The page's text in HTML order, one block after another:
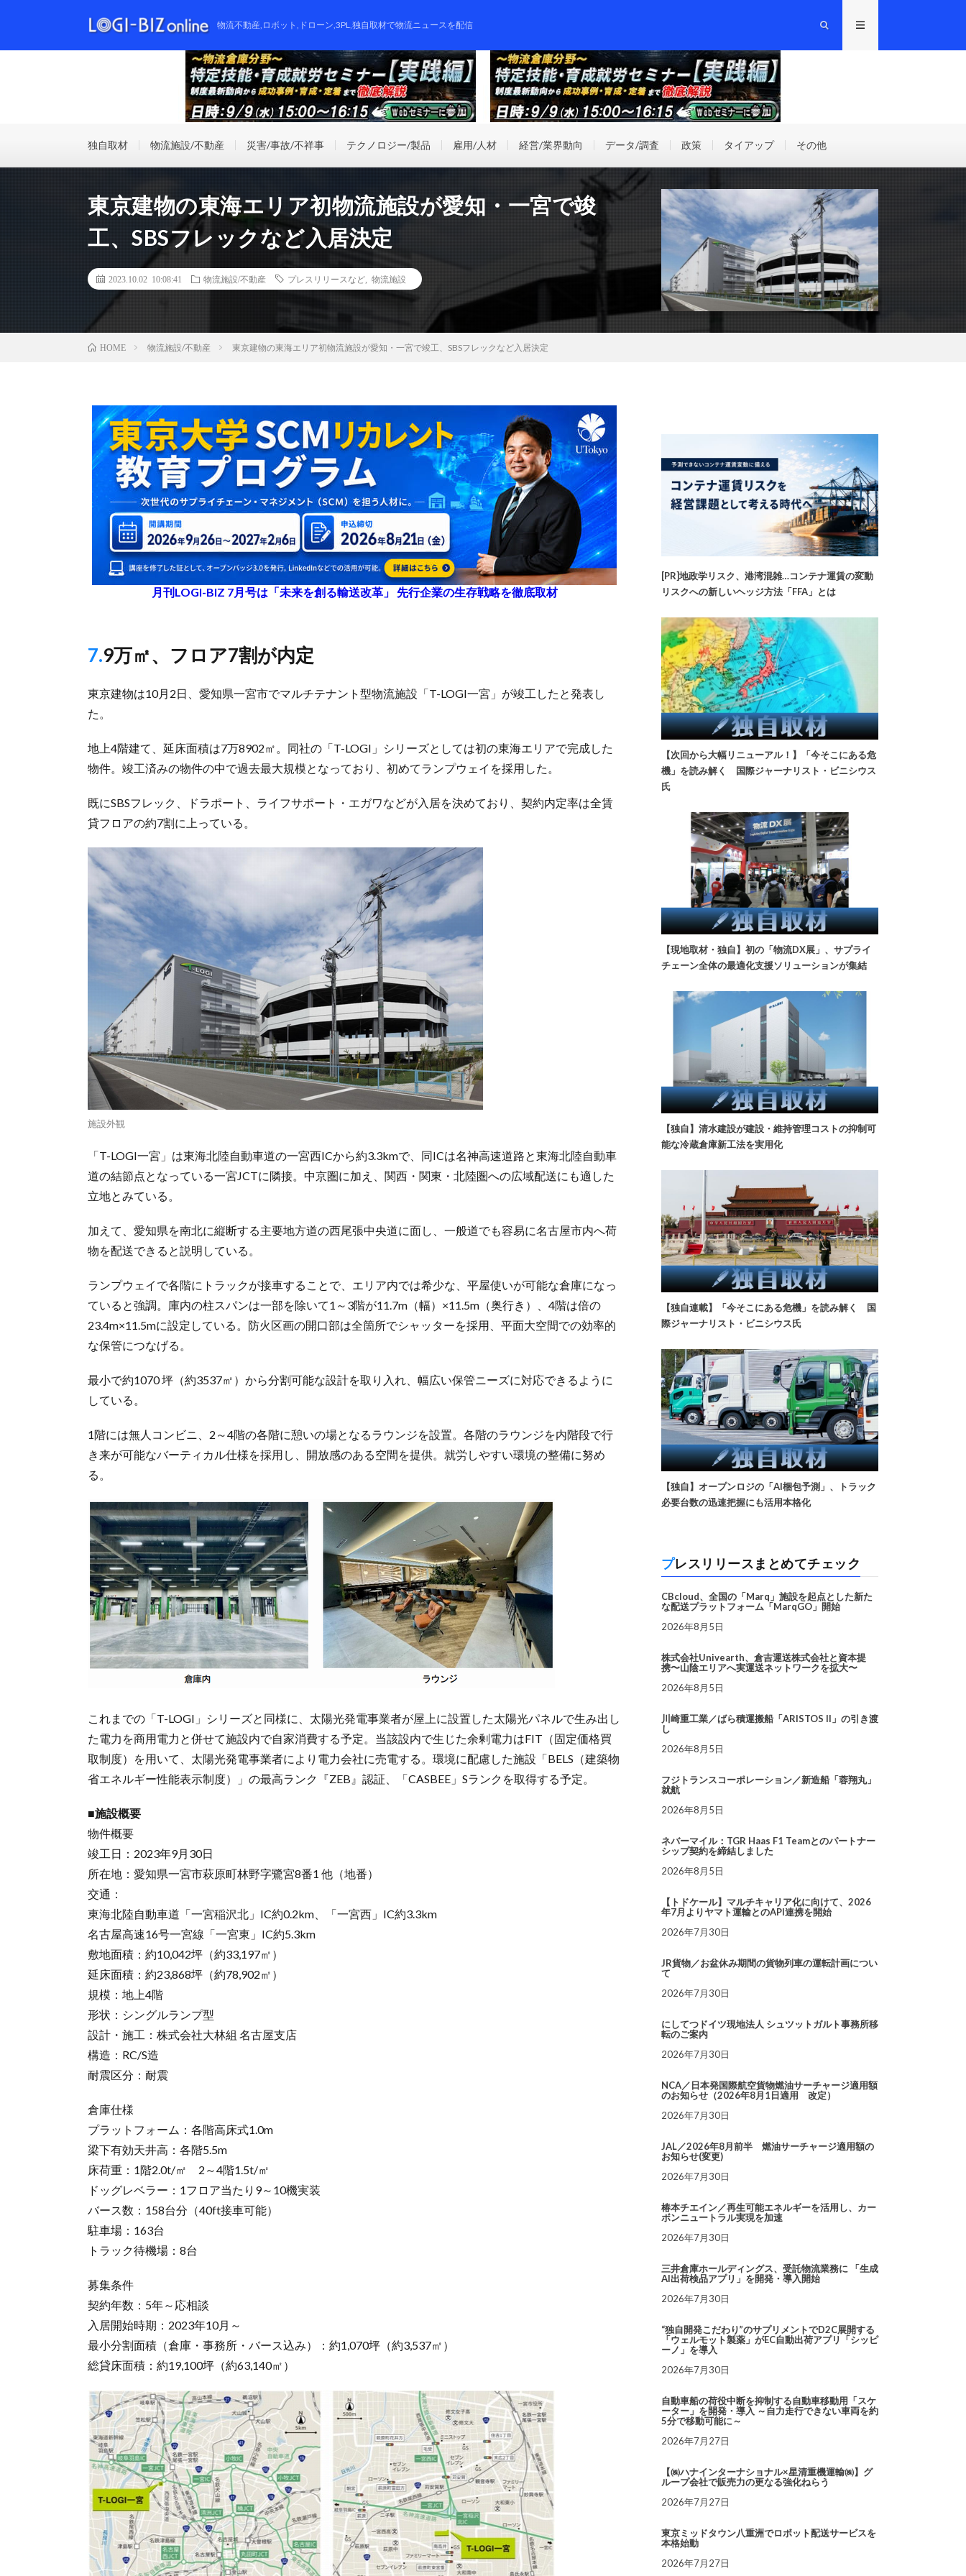
物流不動産,ロボット,ドローン,3PL,独自取材で物流ニュースを配信
独自取材 物流施設/不動産 災害/事故/不祥事 テクノロジー/製品 雇用/人材 経営/業界動向 データ/調査 政策 タイアップ その他
東京建物の東海エリア初物流施設が愛知・一宮で竣
工、SBSフレックなど入居決定
2023.10.02 10:08:41 物流施設/不動産 プレスリリースなど 物流施設
HOME 物流施設/不動産 東京建物の東海エリア初物流施設が愛知・一宮で竣工、SBSフレックなど入居決定
月刊LOGI-BIZ 7月号は「未来を創る輸送改革」 先行企業の生存戦略を徹底取材
7.9万㎡、フロア7割が内定
東京建物は10月2日、愛知県一宮市でマルチテナント型物流施設「T-LOGI一宮」が竣工したと発表し
た。
地上4階建て、延床面積は7万8902㎡。同社の「T-LOGI」シリーズとしては初の東海エリアで完成した
物件。竣工済みの物件の中で過去最大規模となっており、初めてランプウェイを採用した。
既にSBSフレック、ドラポート、ライフサポート・エガワなどが入居を決めており、契約内定率は全賃
貸フロアの約7割に上っている。
施設外観
「T-LOGI一宮」は東海北陸自動車道の一宮西ICから約3.3kmで、同ICは名神高速道路と東海北陸自動車
道の結節点となっている一宮JCTに隣接。中京圏に加え、関西・関東・北陸圏への広域配送にも適した
立地とみている。
加えて、愛知県を南北に縦断する主要地方道の西尾張中央道に面し、一般道でも容易に名古屋市内へ荷
物を配送できると説明している。
ランプウェイで各階にトラックが接車することで、エリア内では希少な、平屋使いが可能な倉庫になっ
ていると強調。庫内の柱スパンは一部を除いて1～3階が11.7m（幅）×11.5m（奥行き）、4階は倍の
23.4m×11.5mに設定している。防火区画の開口部は全箇所でシャッターを採用、平面大空間での効率的
な保管につなげる。
最小で約1070 坪（約3537㎡）から分割可能な設計を取り入れ、幅広い保管ニーズに対応できるように
している。
1階には無人コンビニ、2～4階の各階に憩いの場となるラウンジを設置。各階のラウンジを内階段で行
き来が可能なバーティカル仕様を採用し、開放感のある空間を提供。就労しやすい環境の整備に努め
る。
これまでの「T-LOGI」シリーズと同様に、太陽光発電事業者が屋上に設置した太陽光パネルで生み出し
た電力を商用電力と併せて施設内で自家消費する予定。当該設内で生じた余剰電力はFIT（固定価格買
取制度）を用いて、太陽光発電事業者により電力会社に売電する。環境に配慮した施設「BELS（建築物
省エネルギー性能表示制度）」の最高ランク『ZEB』認証、「CASBEE」Sランクを取得する予定。
■施設概要
物件概要
竣工日：2023年9月30日
所在地：愛知県一宮市萩原町林野字鷺宮8番1 他（地番）
交通：
東海北陸自動車道「一宮稲沢北」IC約0.2km、「一宮西」IC約3.3km
名古屋高速16号一宮線「一宮東」IC約5.3km
敷地面積：約10,042坪（約33,197㎡）
延床面積：約23,868坪（約78,902㎡）
規模：地上4階
形状：シングルランプ型
設計・施工：株式会社大林組 名古屋支店
構造：RC/S造
耐震区分：耐震
倉庫仕様
プラットフォーム：各階高床式1.0m
梁下有効天井高：各階5.5m
床荷重：1階2.0t/㎡ 2～4階1.5t/㎡
ドッグレベラー：1フロア当たり9～10機実装
バース数：158台分（40ft接車可能）
駐車場：163台
トラック待機場：8台
募集条件
契約年数：5年～応相談
入居開始時期：2023年10月～
最小分割面積（倉庫・事務所・バース込み）：約1,070坪（約3,537㎡）
総貸床面積：約19,100坪（約63,140㎡）
[PR]地政学リスク、港湾混雑…コンテナ運賃の変動
リスクへの新しいヘッジ方法「FFA」とは
【次回から大幅リニューアル！】「今そこにある危
機」を読み解く 国際ジャーナリスト・ビニシウス
氏
【現地取材・独自】初の「物流DX展」、サプライ
チェーン全体の最適化支援ソリューションが集結
【独自】清水建設が建設・維持管理コストの抑制可
能な冷蔵倉庫新工法を実用化
【独自連載】「今そこにある危機」を読み解く 国
際ジャーナリスト・ビニシウス氏
【独自】オープンロジの「AI梱包予測」、トラック
必要台数の迅速把握にも活用本格化
プレスリリースまとめてチェック
CBcloud、全国の「Marq」施設を起点とした新た
な配送プラットフォーム「MarqGO」開始
2026年8月5日
株式会社Univearth、倉吉運送株式会社と資本提
携〜山陰エリアへ実運送ネットワークを拡大〜
2026年8月5日
川崎重工業／ばら積運搬船「ARISTOS II」の引き渡
し
2026年8月5日
フジトランスコーポレーション／新造船「蓉翔丸」
就航
2026年8月5日
ネバーマイル：TGR Haas F1 Teamとのパートナー
シップ契約を締結しました
2026年8月5日
【トドケール】マルチキャリア化に向けて、2026
年7月よりヤマト運輸とのAPI連携を開始
2026年7月30日
JR貨物／お盆休み期間の貨物列車の運転計画につい
て
2026年7月30日
にしてつドイツ現地法人 シュツットガルト事務所移
転のご案内
2026年7月30日
NCA／日本発国際航空貨物燃油サーチャージ適用額
のお知らせ（2026年8月1日適用 改定）
2026年7月30日
JAL／2026年8月前半 燃油サーチャージ適用額の
お知らせ(変更)
2026年7月30日
椿本チエイン／再生可能エネルギーを活用し、カー
ボンニュートラル実現を加速
2026年7月30日
三井倉庫ホールディングス、受託物流業務に 「生成
AI出荷検品アプリ」を開発・導入開始
2026年7月30日
“独自開発こだわり”のサプリメントでD2C展開する
「ウェルモット製薬」がEC自動出荷アプリ「シッピ
ーノ」を導入
2026年7月30日
自動車船の荷役中断を抑制する自動車移動用「スケ
ーター」を開発・導入 ～自力走行できない車両を約
5分で移動可能に～
2026年7月27日
【㈱ハナインターナショナル×星清重機運輸㈱】グ
ループ会社で販売力の更なる強化ねらう
2026年7月27日
東京ミッドタウン八重洲でロボット配送サービスを
本格始動
2026年7月27日